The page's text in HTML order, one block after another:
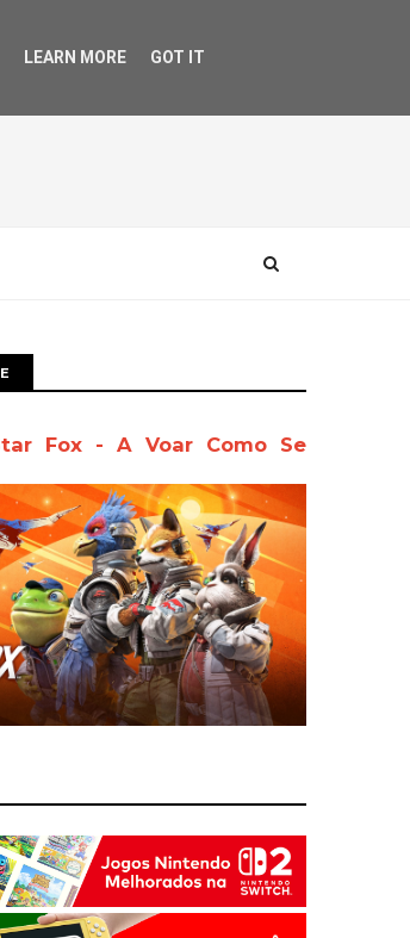
Fox - A Voar Como Se
LEARN MORE GOT IT